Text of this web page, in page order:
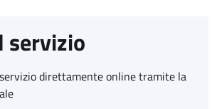
servizio
direttamente online tramite la